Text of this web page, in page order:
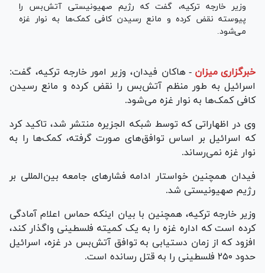
وزیر خارجه ترکیه، گفت که رژیم صهیونیستی آتش‌بس را
پیوسته نقض کرده و مانع رسیدن کافی کمک‌ها به نوار غزه
می‌شود.
خبرگزاری میزان - هاکان فیدان، وزیر امور خارجه ترکیه، گفت:
اسرائیل به طور منظم آتش‌بس را نقض کرده و مانع رسیدن
کافی کمک‌ها به نوار غزه می‌شود.
وی در اظهاراتی که توسط شبکه الجزیره منتشر شد، تاکید کرد
که اسرائیل بر اساس توافق‌های صورت گرفته، کمک‌ها را به
نوار غزه نمی‌رساند.
فیدان همچنین خواستار ادامه فشار‌های جامعه بین‌المللی بر
رژیم صهیونیستی شد.
وزیر خارجه ترکیه، همچنین با بیان اینکه حماس اعلام آمادگی
کرده است که اداره غزه را به یک کمیته فلسطینی واگذار کند،
افزود که از زمان دستیابی به توافق آتش‌بس در غزه، اسرائیل
حدود ۲۵۰ فلسطینی را به قتل رسانده است.